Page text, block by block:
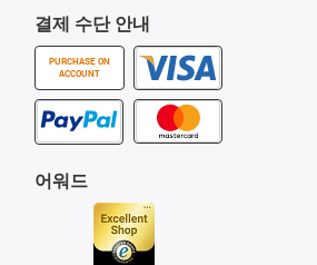
결제 수단 안내
PURCHASE ON
ACCOUNT
어워드